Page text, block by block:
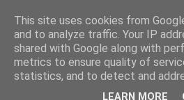
De tre Toftlund
This site uses cookies from
and to analyze traffic. Your IP
shared with Google along with
metrics to ensure quality of
statistics, and to detect and
LEARN MORE